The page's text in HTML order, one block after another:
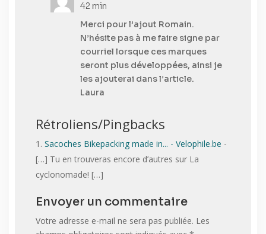
42 min
Merci pour l’ajout Romain.
N’hésite pas à me faire signe par
courriel lorsque ces marques
seront plus développées, ainsi je
les ajouterai dans l’article.
Laura
Rétroliens/Pingbacks
Sacoches Bikepacking made in... - Velophile.be -
[…] Tu en trouveras encore d’autres sur La
cyclonomade! […]
Envoyer un commentaire
Votre adresse e-mail ne sera pas publiée. Les